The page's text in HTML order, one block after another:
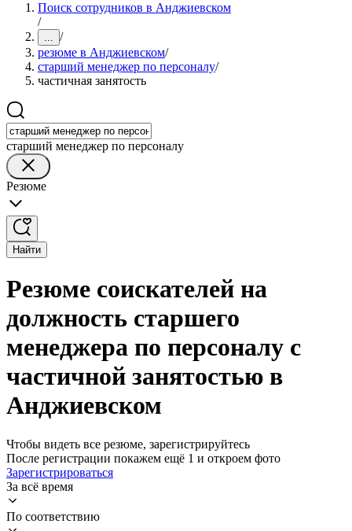
Поиск сотрудников в Анджиевском
/
... /
резюме в Анджиевском/
старший менеджер по персоналу/
частичная занятость
старший менеджер по персоналу
Резюме
Найти
Резюме соискателей на
должность старшего
менеджера по персоналу с
частичной занятостью в
Анджиевском
Чтобы видеть все резюме, зарегистрируйтесь
После регистрации покажем ещё 1 и откроем фото
Зарегистрироваться
За всё время
По соответствию